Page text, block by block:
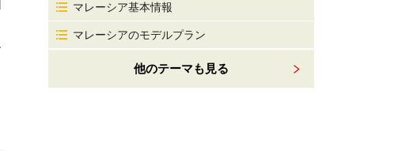
マレーシア基本情報
マレーシアのモデルプラン
他のテーマも見る